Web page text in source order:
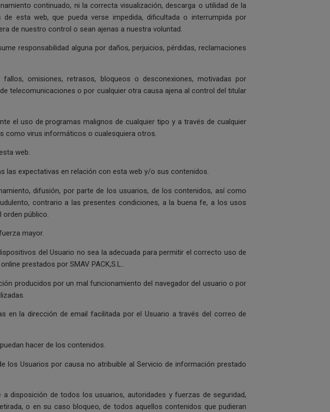
continuado, ni la correcta visualización, descarga o utilidad de la
esta web, que pueda verse impedida, dificultada o interrumpida por
de nuestro control o sean ajenas a nuestra voluntad.
responsabilidad alguna por daños, perjuicios, pérdidas, reclamaciones
fallos, omisiones, retrasos, bloqueos o desconexiones, motivadas por
telecomunicaciones o por cualquier otra causa ajena al control del titular
el uso de programas malignos de cualquier tipo y a través de cualquier
como virus informáticos o cualesquiera otros.
web.
las expectativas en relación con esta web y/o sus contenidos.
difusión, por parte de los usuarios, de los contenidos, así como
contrario a las presentes condiciones, a la buena fe, a los usos
orden público.
mayor.
del Usuario no sea la adecuada para permitir el correcto uso de
prestados por SMAV PACK,S.L..
producidos por un mal funcionamiento del navegador del usuario o por
en la dirección de email facilitada por el Usuario a través del correo de
hacer de los contenidos.
los Usuarios por causa no atribuible al Servicio de información prestado
a disposición de todos los usuarios, autoridades y fuerzas de seguridad,
o en su caso bloqueo, de todos aquellos contenidos que pudieran